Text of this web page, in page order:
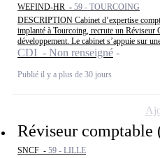
WEFIND-HR - 59 - TOURCOING
DESCRIPTION Cabinet d’expertise
implanté à Tourcoing, recrute un Réviseur
développement. Le cabinet s’appuie sur
CDI - Non renseigné
Publié il y a plus de 30 jours
Réviseur comptable
SNCF - 59 - LILLE